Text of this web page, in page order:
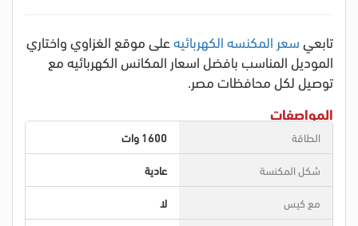
تابعي سعر المكنسه الكهربائيهعلى موقع الغزاوي واختاري
الموديل المناسب بافضل اسعار المكانس الكهربائيه مع
توصيل لكل محافظات مصر.
المواصفات
الطاقة
1600 وات
شكل المكنسة
عادية
مع كيس
لا